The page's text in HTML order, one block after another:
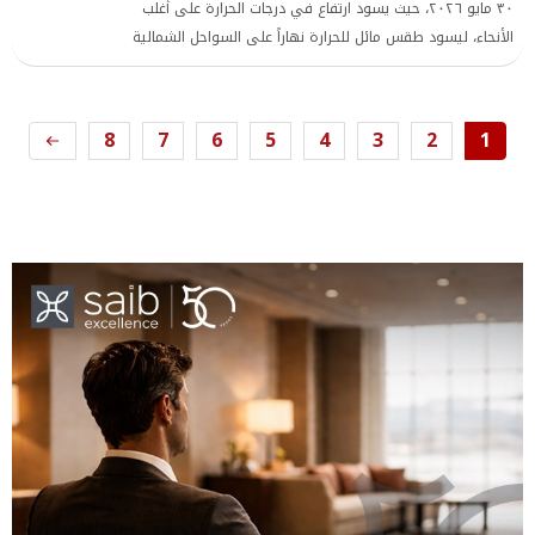
٣٠ مايو ٢٠٢٦، حيث يسود ارتفاع في درجات الحرارة على أغلب
الأنحاء، ليسود طقس مائل للحرارة نهاراً على السواحل الشمالية
حار على الوجه البحري والقاهرة الكبرى وشمال الصعيد شديد
1
2
3
4
5
6
7
8